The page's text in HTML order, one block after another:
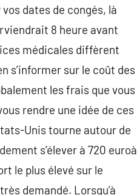
dates de congés, là
8 heure avant
médicales diffèrent
s’informer sur le coût des
les frais que vous
rendre une idée de ces
Unis tourne autour de
s’élever à 720 euroà
le plus élevé sur le
demandé. Lorsqu’à